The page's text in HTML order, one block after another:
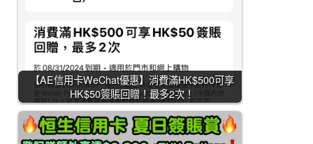
【AE信用卡WeChat優惠】消費滿HK$500可享
HK$50簽賬回贈！最多2次！